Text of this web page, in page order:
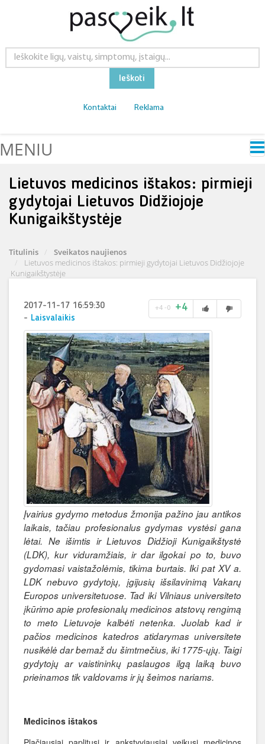
Ieškoti
Kontaktai Reklama
MENIU
Lietuvos medicinos ištakos: pirmieji
gydytojai Lietuvos Didžiojoje
Kunigaikštystėje
Titulinis
Sveikatos naujienos
Lietuvos medicinos ištakos: pirmieji gydytojai Lietuvos Didžiojoje
Kunigaikštystėje
+4 -0 +4
2017-11-17 16:59:30
- Laisvalaikis
Įvairius gydymo metodus žmonija pažino jau antikos
laikais, tačiau profesionalus gydymas vystėsi gana
lėtai. Ne išimtis ir Lietuvos Didžioji Kunigaikštystė
(LDK), kur viduramžiais, ir dar ilgokai po to, buvo
gydomasi vaistažolėmis, tikima burtais. Iki pat XV a.
LDK nebuvo gydytojų, įgijusių išsilavinimą Vakarų
Europos universitetuose. Tad iki Vilniaus universiteto
įkūrimo apie profesionalų medicinos atstovų rengimą
to meto Lietuvoje kalbėti netenka. Juolab kad ir
pačios medicinos katedros atidarymas universitete
nusikėlė dar bemaž du šimtmečius, iki 1775-ųjų. Taigi
gydytojų ar vaistininkų paslaugos ilgą laiką buvo
prieinamos tik valdovams ir jų šeimos nariams.
Medicinos ištakos